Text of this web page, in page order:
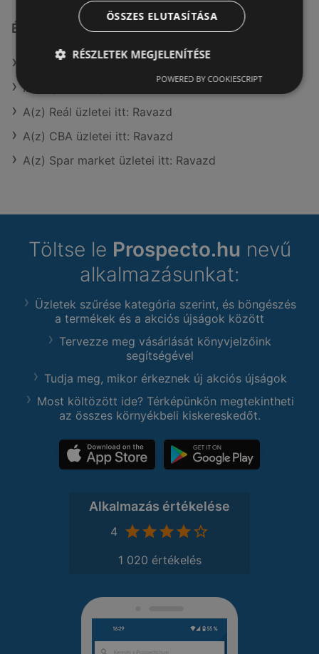
Érdeklődésre számot tartó elemek itt:
A(z) Expert Electro aktuális Ravazd akciós újságjai
Interspar itt: Győri
A(z) Reál üzletei itt: Ravazd
A(z) CBA üzletei itt: Ravazd
A(z) Spar market üzletei itt: Ravazd
Töltse le Prospecto.hu nevű
alkalmazásunkat:
Üzletek szűrése kategória szerint, és böngészés
a termékek és a akciós újságok között
Tervezze meg vásárlását könyvjelzőink
segítségével
Tudja meg, mikor érkeznek új akciós újságok
Most költözött ide? Térképünkön megtekintheti
az összes környékbeli kiskereskedőt.
Alkalmazás értékelése
4
1 020 értékelés
ÖSSZES ELUTASÍTÁSA
RÉSZLETEK MEGJELENÍTÉSE
POWERED BY COOKIESCRIPT